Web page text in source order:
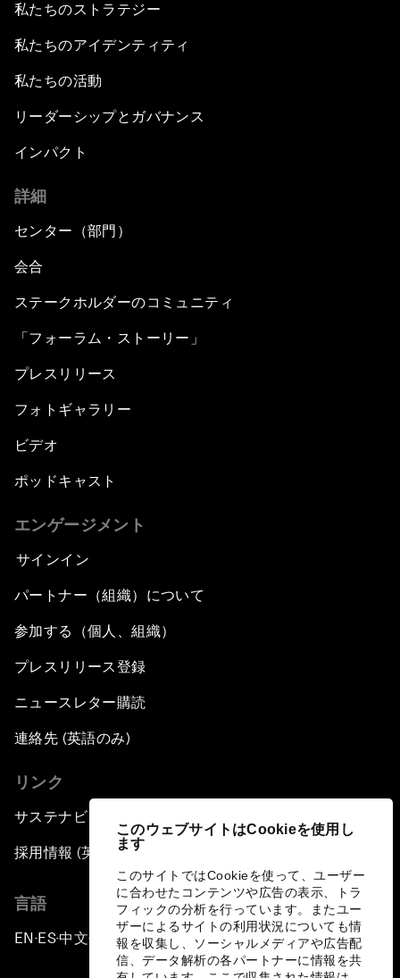
このウェブサイトはCookieを使用し
ます
このサイトではCookieを使って、ユーザー
に合わせたコンテンツや広告の表示、トラ
フィックの分析を行っています。またユー
ザーによるサイトの利用状況についても情
報を収集し、ソーシャルメディアや広告配
信、データ解析の各パートナーに情報を共
私たちのストラテジー
私たちのアイデンティティ
私たちの活動
リーダーシップとガバナンス
インパクト
詳細
センター（部門）
会合
ステークホルダーのコミュニティ
「フォーラム・ストーリー」
プレスリリース
フォトギャラリー
ビデオ
ポッドキャスト
エンゲージメント
サインイン
パートナー（組織）について
参加する（個人、組織）
プレスリリース登録
ニュースレター購読
連絡先 (英語のみ)
リンク
サステナビリティへの取り組み
採用情報 (英語のみ)
言語
EN ▪ ES▪中文▪ 日本語